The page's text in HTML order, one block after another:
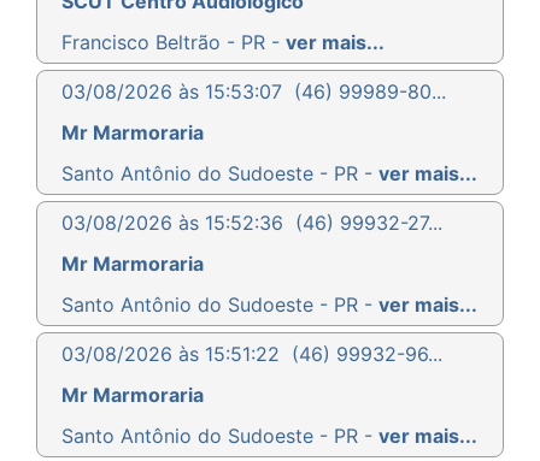
Francisco Beltrão - PR - ver mais...
03/08/2026 às 15:53:07 (46) 99989-80...
Mr Marmoraria
Santo Antônio do Sudoeste - PR - ver mais...
03/08/2026 às 15:52:36 (46) 99932-27...
Mr Marmoraria
Santo Antônio do Sudoeste - PR - ver mais...
03/08/2026 às 15:51:22 (46) 99932-96...
Mr Marmoraria
Santo Antônio do Sudoeste - PR - ver mais...